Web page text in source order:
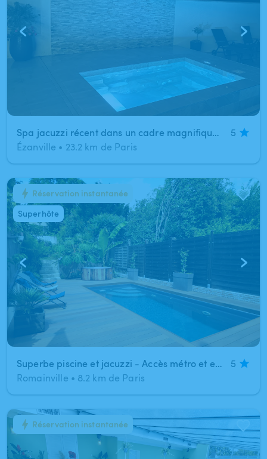
Spa jacuzzi récent dans un cadre magnifique sans vis à vis à Ezanville
5
Ézanville • 23.2 km de Paris
1/7
Superbe piscine et jacuzzi - Accès métro et en pleine nature.
5
Romainville • 8.2 km de Paris
Réservation instantanée
Superhôte
1/10Réservation instantanée